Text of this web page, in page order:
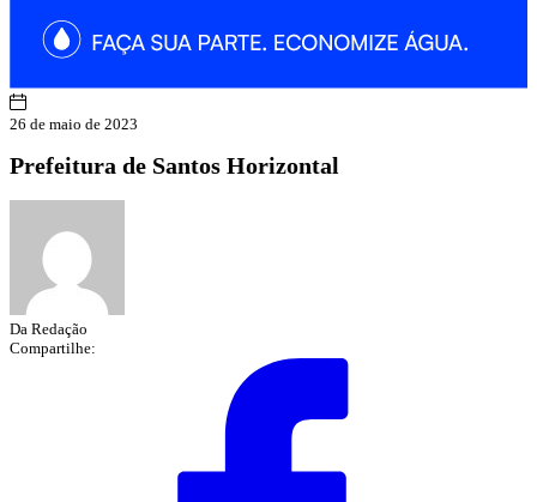
26 de maio de 2023
Prefeitura de Santos Horizontal
Da Redação
Compartilhe: